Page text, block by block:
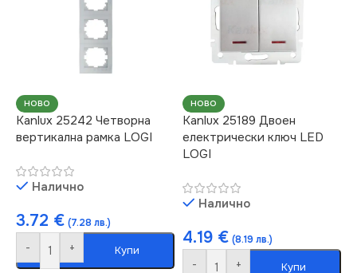
НОВО
Kanlux 25242 Четворна
вертикална рамка LOGI
Налично
3.72 € (7.28 лв.)
- + Купи
НОВО
Kanlux 25189 Двоен
електрически ключ LED
LOGI
Налично
4.19 € (8.19 лв.)
- + Купи